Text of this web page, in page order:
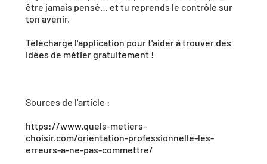
être jamais pensé… et tu reprends le contrôle sur
ton avenir.
Télécharge l'application pour t'aider à trouver des
idées de métier gratuitement !
Sources de l'article :
https://www.quels-metiers-
choisir.com/orientation-professionnelle-les-
erreurs-a-ne-pas-commettre/